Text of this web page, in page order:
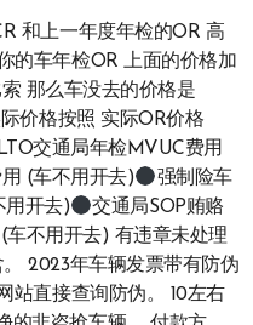
和上一年度年检的OR 高
的车年检OR 上面的价格加
那么车没去的价格是
价格按照 实际OR价格
交通局年检MVUC费用
(车不用开去)
强制险车
用开去)
交通局SOP贿赂
车不用开去) 有违章未处理
2023年车辆发票带有防伪
站直接查询防伪。 10左右